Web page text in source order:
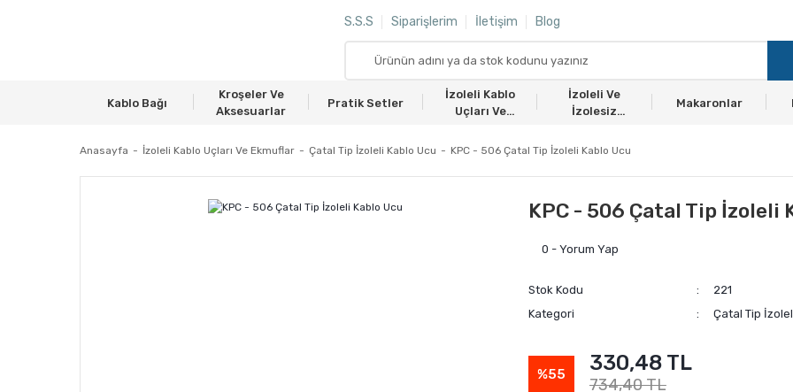
S.S.S Siparişlerim İletişim Blog
Kablo Bağı
Kroşeler Ve
Aksesuarlar
Pratik Setler
İzoleli Kablo
Uçları Ve
İzoleli Ve
İzolesiz
Makaronlar
Anasayfa İzoleli Kablo Uçları Ve Ekmuflar Çatal Tip İzoleli Kablo Ucu KPC - 506 Çatal Tip İzoleli Kablo Ucu
KPC - 506 Çatal Tip İzoleli
0 - Yorum Yap
Stok Kodu
221
Kategori
Çatal Tip
%55 330,48 TL
734,40 TL